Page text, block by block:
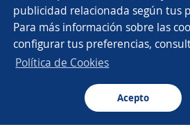
Buscar Postulaciones Avisos
Buscar es más fácil
CT App
Navegador
publicidad relacionada según tus
Para más información sobre las
configurar tus preferencias,
Política de Cookies
Acepto